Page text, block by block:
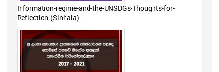
Information-regime-and-the-UNSDGs-Thoughts-for-
Reflection-(Sinhala)